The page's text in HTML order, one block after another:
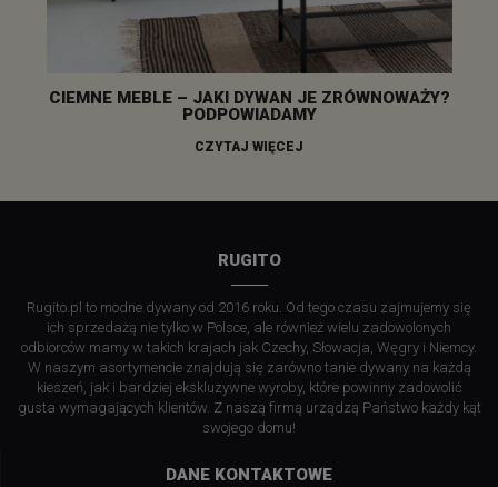
CIEMNE MEBLE – JAKI DYWAN JE ZRÓWNOWAŻY?
PODPOWIADAMY
CZYTAJ WIĘCEJ
RUGITO
Rugito.pl to modne dywany od 2016 roku. Od tego czasu zajmujemy się
ich sprzedażą nie tylko w Polsce, ale również wielu zadowolonych
odbiorców mamy w takich krajach jak Czechy, Słowacja, Węgry i Niemcy.
W naszym asortymencie znajdują się zarówno tanie dywany na każdą
kieszeń, jak i bardziej ekskluzywne wyroby, które powinny zadowolić
gusta wymagających klientów. Z naszą firmą urządzą Państwo każdy kąt
swojego domu!
DANE KONTAKTOWE